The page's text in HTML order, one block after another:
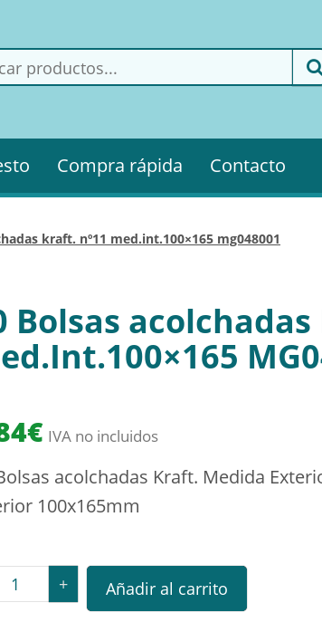
Compra rápida Contacto
kraft. nº11 med.int.100×165 mg048001
Bolsas acolchadas
€ IVA no incluidos
acolchadas Kraft. Medida
100x165mm
10 Bolsas acolchadas Kraft. Nº11 Med.Int.100x165
+ Añadir al carrito